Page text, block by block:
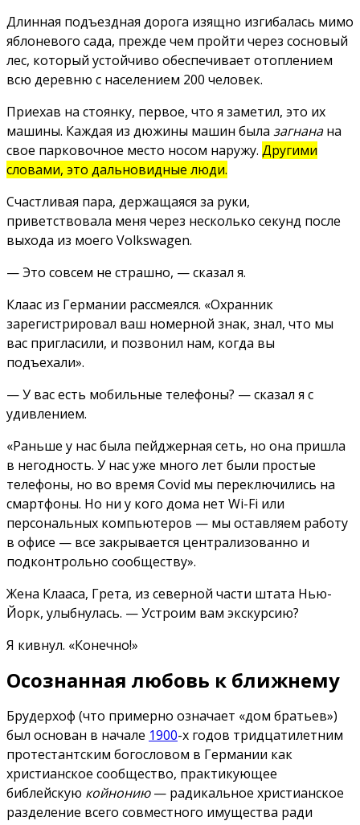
Длинная подъездная дорога изящно изгибалась мимо
яблоневого сада, прежде чем пройти через сосновый
лес, который устойчиво обеспечивает отоплением
всю деревню с населением 200 человек.
Приехав на стоянку, первое, что я заметил, это их
машины. Каждая из дюжины машин была загнанана
свое парковочное место носом наружу. Другими
словами, это дальновидные люди.
Счастливая пара, держащаяся за руки,
приветствовала меня через несколько секунд после
выхода из моего Volkswagen.
— Это совсем не страшно, — сказал я.
Клаас из Германии рассмеялся. «Охранник
зарегистрировал ваш номерной знак, знал, что мы
вас пригласили, и позвонил нам, когда вы
подъехали».
— У вас есть мобильные телефоны? — сказал я с
удивлением.
«Раньше у нас была пейджерная сеть, но она пришла
в негодность. У нас уже много лет были простые
телефоны, но во время Covid мы переключились на
смартфоны. Но ни у кого дома нет Wi-Fi или
персональных компьютеров — мы оставляем работу
в офисе — все закрывается централизованно и
подконтрольно сообществу».
Жена Клааса, Грета, из северной части штата Нью-
Йорк, улыбнулась. — Устроим вам экскурсию?
Я кивнул. «Конечно!»
Осознанная любовь к ближнему
Брудерхоф (что примерно означает «дом братьев»)
был основан в начале 1900-х годов тридцатилетним
протестантским богословом в Германии как
христианское сообщество, практикующее
библейскую койнонию— радикальное христианское
разделение всего совместного имущества ради